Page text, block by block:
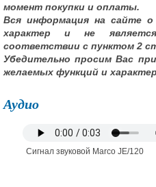
момент покупки и оплаты.
Вся информация на сайте
характер и не
соответствии с пунктом 2
Убедительно просим Вас
желаемых функций и
Аудио
Сигнал звуковой Marco JE/120